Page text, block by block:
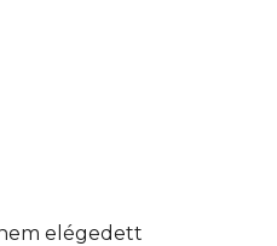
elégedett